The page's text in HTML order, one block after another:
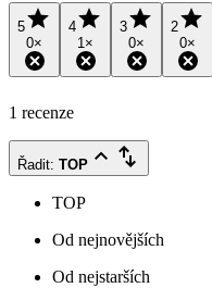
5
0×
4
1×
3
0×
2
0×
1 recenze
Řadit: TOP
TOP
Od nejnovějších
Od nejstarších